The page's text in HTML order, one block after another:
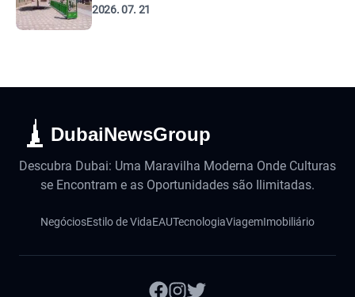
2026. 07. 21
DubaiNewsGroup
Descubra Dubai: Uma Maravilha Moderna Onde Culturas
se Encontram e as Oportunidades são Ilimitadas.
NegóciosEstilo de VidaEAUTecnologiaViagemImobiliário